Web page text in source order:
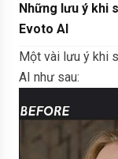
Những lưu ý khi
Evoto AI
Một vài lưu ý khi
AI như sau: